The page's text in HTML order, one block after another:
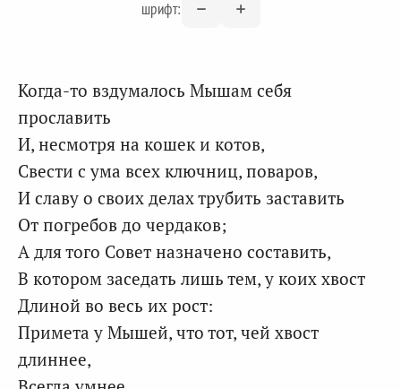
шрифт:
Когда-то вздумалось Мышам себя
прославить
И, несмотря на кошек и котов,
Свести с ума всех ключниц, поваров,
И славу о своих делах трубить заставить
От погребов до чердаков;
А для того Совет назначено составить,
В котором заседать лишь тем, у коих хвост
Длиной во весь их рост:
Примета у Мышей, что тот, чей хвост
длиннее,